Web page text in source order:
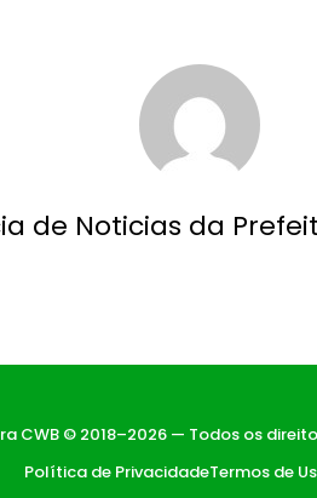
de Noticias da
CWB © 2018–2026 — Todos os
Política de PrivacidadeTermos de